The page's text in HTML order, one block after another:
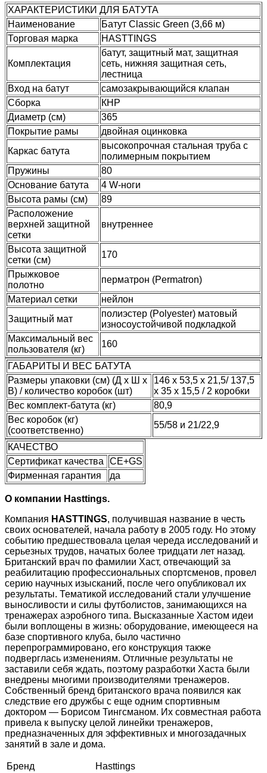
ХАРАКТЕРИСТИКИ ДЛЯ БАТУТА
Наименование
Батут Classic Green (3,66 м)
Торговая марка
HASTTINGS
Комплектация
батут, защитный мат, защитная
сеть, нижняя защитная сеть,
лестница
Вход на батут
самозакрывающийся клапан
Сборка
КНР
Диаметр (см)
365
Покрытие рамы
двойная оцинковка
Каркас батута
высокопрочная стальная труба с
полимерным покрытием
Пружины
80
Основание батута
4 W-ноги
Высота рамы (см)
89
Расположение
верхней защитной
сетки
внутреннее
Высота защитной
сетки (см)
170
Прыжковое
полотно
перматрон (Permatron)
Материал сетки
нейлон
Защитный мат
полиэстер (Polyester) матовый
износоустойчивой подкладкой
Максимальный вес
пользователя (кг)
160
ГАБАРИТЫ И ВЕС БАТУТА
Размеры упаковки (см) (Д х Ш х
В) / количество коробок (шт)
146 х 53,5 х 21,5/ 137,5
х 35 х 15,5 / 2 коробки
Вес комплект-батута (кг)
80,9
Вес коробок (кг)
(соответственно)
55/58 и 21/22,9
КАЧЕСТВО
Сертификат качества
CE+GS
Фирменная гарантия
да
О компании Hasttings.
Компания HASTTINGS, получившая название в честь
своих основателей, начала работу в 2005 году. Но этому
событию предшествовала целая череда исследований и
серьезных трудов, начатых более тридцати лет назад.
Британский врач по фамилии Хаст, отвечающий за
реабилитацию профессиональных спортсменов, провел
серию научных изысканий, после чего опубликовал их
результаты. Тематикой исследований стали улучшение
выносливости и силы футболистов, занимающихся на
тренажерах аэробного типа. Высказанные Хастом идеи
были воплощены в жизнь: оборудование, имеющееся на
базе спортивного клуба, было частично
перепрограммировано, его конструкция также
подверглась изменениям. Отличные результаты не
заставили себя ждать, поэтому разработки Хаста были
внедрены многими производителями тренажеров.
Собственный бренд британского врача появился как
следствие его дружбы с еще одним спортивным
доктором — Борисом Тингсманом. Их совместная работа
привела к выпуску целой линейки тренажеров,
предназначенных для эффективных и многозадачных
занятий в зале и дома.
Бренд Hasttings